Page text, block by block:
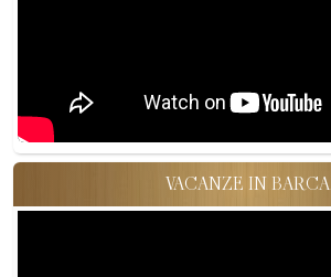
VACANZE IN BARCA